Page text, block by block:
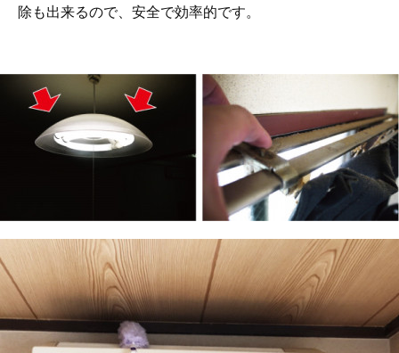
除も出来るので、安全で効率的です。